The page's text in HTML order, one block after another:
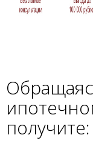
получите: